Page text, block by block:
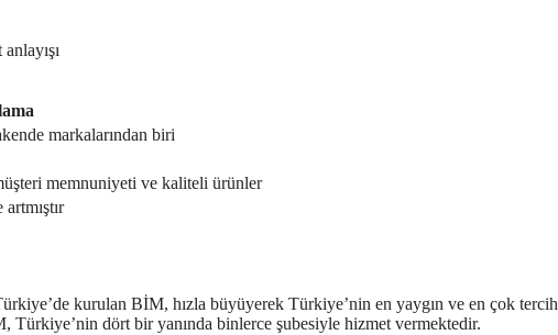
markalarından biri
memnuniyeti ve kaliteli ürünler
kurulan BİM, hızla büyüyerek Türkiye’nin en yaygın ve en çok tercih
dört bir yanında binlerce şubesiyle hizmet vermektedir.